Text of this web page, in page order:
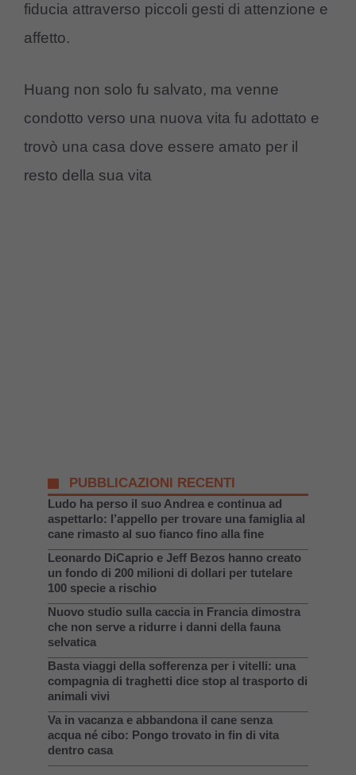
fiducia attraverso piccoli gesti di attenzione e
affetto.
Huang non solo fu salvato, ma venne
condotto verso una nuova vita fu adottato e
trovò una casa dove essere amato per il
resto della sua vita
PUBBLICAZIONI RECENTI
Ludo ha perso il suo Andrea e continua ad
aspettarlo: l’appello per trovare una famiglia al
cane rimasto al suo fianco fino alla fine
Leonardo DiCaprio e Jeff Bezos hanno creato
un fondo di 200 milioni di dollari per tutelare
100 specie a rischio
Nuovo studio sulla caccia in Francia dimostra
che non serve a ridurre i danni della fauna
selvatica
Basta viaggi della sofferenza per i vitelli: una
compagnia di traghetti dice stop al trasporto di
animali vivi
Va in vacanza e abbandona il cane senza
acqua né cibo: Pongo trovato in fin di vita
dentro casa